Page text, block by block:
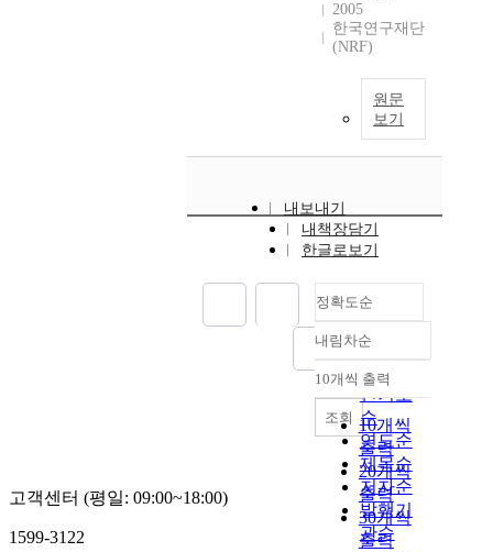
2005
한국연구재단
(NRF)
원문
보기
내보내기
내책장담기
한글로보기
정확도순
정확도
순
인기도
순
연도순
제목순
저자순
발행기
관순
내림차순
내림차순
10개씩 출력
10개씩
출력
20개씩
출력
30개씩
출력
조회
고객센터 (평일: 09:00~18:00)
1599-3122